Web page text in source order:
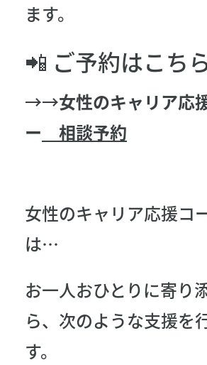
ます。
📲 ご予約はこち
→→女性のキャリア応
ー 相談予約
女性のキャリア応援コ
は…
お一人おひとりに寄り
ら、次のような支援を
す。